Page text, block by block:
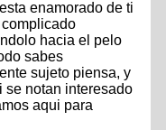
enamorado de ti
hacia el pelo
sabes
sujeto piensa, y
se notan interesado
aqui para